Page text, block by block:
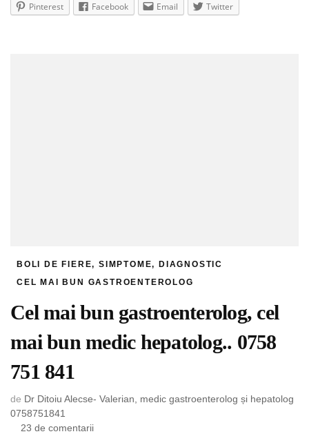
Pinterest Facebook Email Twitter
BOLI DE FIERE, SIMPTOME, DIAGNOSTIC
CEL MAI BUN GASTROENTEROLOG
Cel mai bun gastroenterolog, cel
mai bun medic hepatolog.. 0758
751 841
de Dr Ditoiu Alecse- Valerian, medic gastroenterolog și hepatolog
0758751841
23 de comentariila